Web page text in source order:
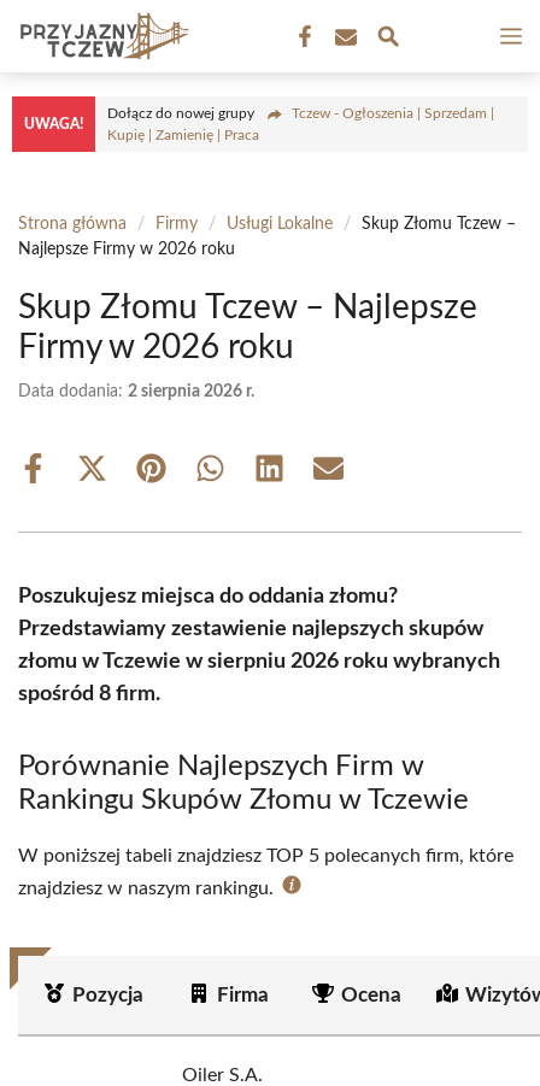
treści
UWAGA!
Dołącz do nowej grupy
Tczew - Ogłoszenia | Sprzedam |
Kupię | Zamienię | Praca
Strona główna / Firmy / Usługi Lokalne /
Skup Złomu Tczew –
Najlepsze Firmy w 2026 roku
Skup Złomu Tczew – Najlepsze
Firmy w 2026 roku
Data dodania: 2 sierpnia 2026 r.
Share
Share
(Twitter)
Share Share Share Share
Poszukujesz miejsca do oddania złomu?
Przedstawiamy zestawienie najlepszych skupów
złomu w Tczewie w sierpniu 2026 roku wybranych
spośród 8 firm.
Porównanie Najlepszych Firm w
Rankingu Skupów Złomu w Tczewie
W poniższej tabeli znajdziesz TOP 5 polecanych firm, które
znajdziesz w naszym rankingu.
Pozycja Firma Ocena
Oiler S.A.